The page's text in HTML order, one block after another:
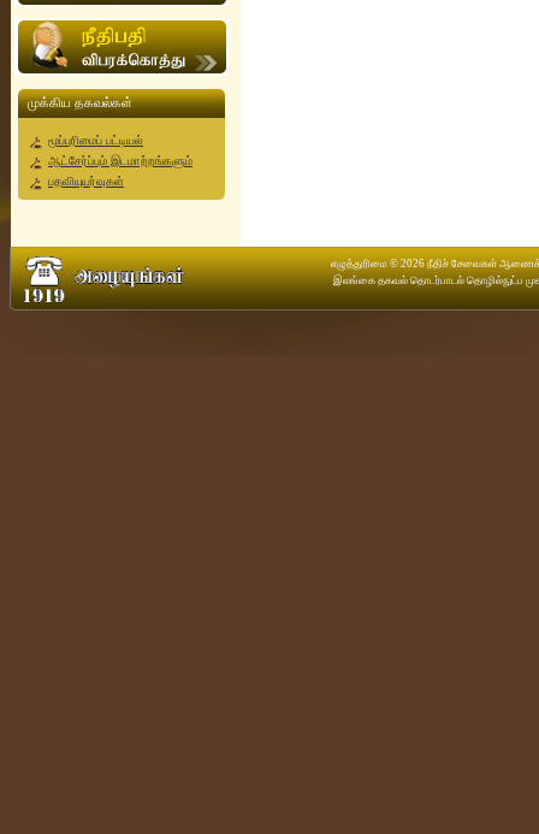
முக்கிய தகவல்கள்
மூப்புரிமைப் பட்டியல்
ஆட்சேர்ப்பும் இடமாற்றங்களும்
பதவியுயர்வுகள்
எழுத்துரிமை © 2026 நீதிச் சேவைகள்
இலங்கை தகவல் தொடர்பாடல் தொழில்நுட்ப